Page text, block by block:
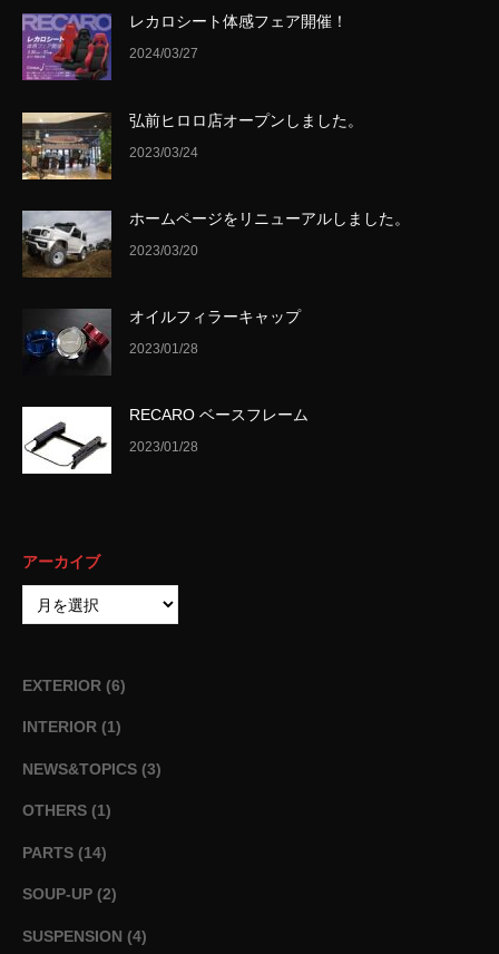
レカロシート体感フェア開催！
2024/03/27
弘前ヒロロ店オープンしました。
2023/03/24
ホームページをリニューアルしました。
2023/03/20
オイルフィラーキャップ
2023/01/28
RECARO ベースフレーム
2023/01/28
アーカイブ
EXTERIOR (6)
INTERIOR (1)
NEWS&TOPICS (3)
OTHERS (1)
PARTS (14)
SOUP-UP (2)
SUSPENSION (4)